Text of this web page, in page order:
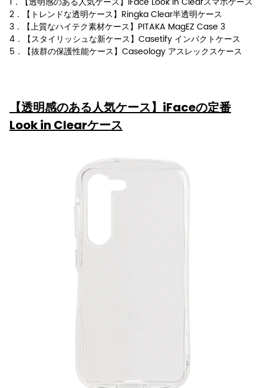
2．【トレンドな透明ケース】Ringka Clear半透明ケース
3．【上質なハイテク素材ケース】PITAKA MagEZ Case 3
4．【スタイリッシュな新ケース】Casetify インパクトケース
5．【抜群の保護性能ケース】Caseology アスレックスケース
【透明感のある人気ケース】iFaceの定番
Look in Clearケース